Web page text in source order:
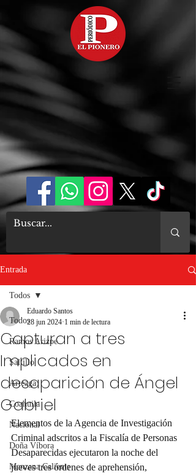
Entrada
Todos
Ramos Arizpe
Saltillo
Arteaga
Coahuila
Nacional
Doña Víbora
Manzana Caliente
Todos
Capturan a tres
Implicados en
desaparición de Ángel
Gabriel
Eduardo Santos
28 jun 2024 1 min de lectura
Elementos de la Agencia de Investigación
Criminal adscritos a la Fiscalía de Personas
Desaparecidas ejecutaron la noche del
jueves tres órdenes de aprehensión,